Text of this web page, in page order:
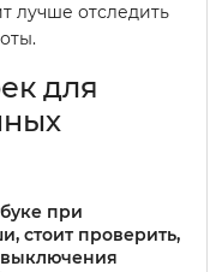
лучше отследить
для
при
стоит проверить,